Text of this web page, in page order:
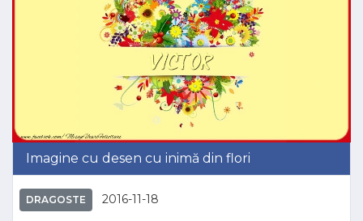
Imagine cu desen cu inimă din flori
DRAGOSTE 2016-11-18